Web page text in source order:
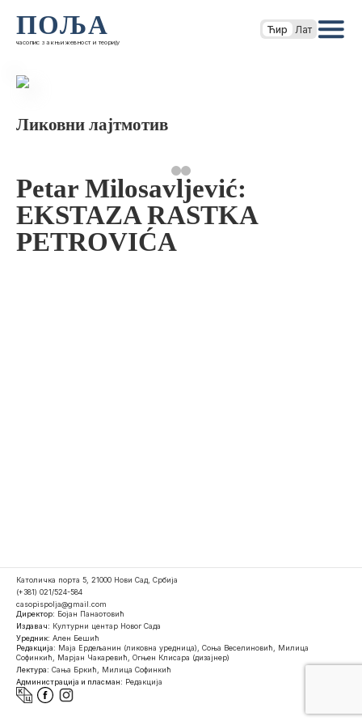
ПОЉА
часопис за књижевност и теорију
Ћир Лат
Ликовни лајтмотив
Petar Milosavljević:
EKSTAZA RASTKA
PETROVIĆA
Католичка порта 5, 21000 Нови Сад, Србија
(+381) 021/524-584
casopispolja@gmail.com
Директор: Бојан Панаотовић
Издавач: Културни центар Новог Сада
Уредник: Ален Бешић
Редакција: Маја Ердељанин (ликовна уредница), Соња Веселиновић, Милица
Софинкић, Марјан Чакаревић, Огњен Клисара (дизајнер)
Лектура: Сања Бркић, Милица Софинкић
Администрација и пласман: Редакција